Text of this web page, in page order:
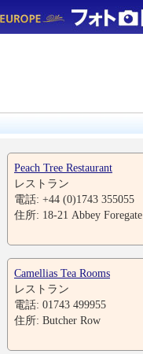
Peach Tree Restaurant
レストラン
電話: +44 (0)1743 355055
住所: 18-21 Abbey Foregate
Camellias Tea Rooms
レストラン
電話: 01743 499955
住所: Butcher Row